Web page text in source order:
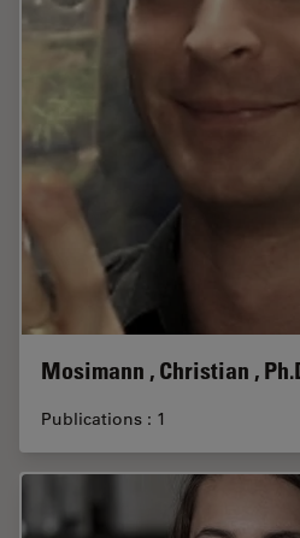
Mosimann , Christian ,
Publications : 1